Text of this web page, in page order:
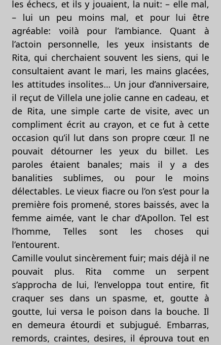
les échecs, et ils y jouaient, la nuit: – elle mal,
– lui un peu moins mal, et pour lui être
agréable: voilà pour l’ambiance. Quant à
l’actoin personnelle, les yeux insistants de
Rita, qui cherchaient souvent les siens, qui le
consultaient avant le mari, les mains glacées,
les attitudes insolites… Un jour d’anniversaire,
il reçut de Villela une jolie canne en cadeau, et
de Rita, une simple carte de visite, avec un
compliment écrit au crayon, et ce fut à cette
occasion qu’il lut dans son propre cœur. Il ne
pouvait détourner les yeux du billet. Les
paroles étaient banales; mais il y a des
banalities sublimes, ou pour le moins
délectables. Le vieux fiacre ou l’on s’est pour la
première fois promené, stores baissés, avec la
femme aimée, vant le char d’Apollon. Tel est
l’homme, Telles sont les choses qui
l’entourent.
Camille voulut sincèrement fuir; mais déjà il ne
pouvait plus. Rita comme un serpent
s’approcha de lui, l’enveloppa tout entire, fit
craquer ses dans un spasme, et, goutte à
goutte, lui versa le poison dans la bouche. Il
en demeura étourdi et subjugué. Embarras,
remords, craintes, desires, il éprouva tout en